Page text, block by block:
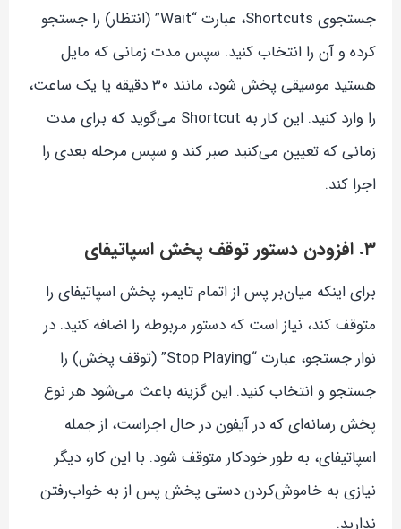
جستجوی Shortcuts، عبارت “Wait” (انتظار) را جستجو
کرده و آن را انتخاب کنید. سپس مدت زمانی که مایل
هستید موسیقی پخش شود، مانند ۳۰ دقیقه یا یک ساعت،
را وارد کنید. این کار به Shortcut می‌گوید که برای مدت
زمانی که تعیین می‌کنید صبر کند و سپس مرحله بعدی را
اجرا کند.
۳. افزودن دستور توقف پخش اسپاتیفای
برای اینکه میان‌بر پس از اتمام تایمر، پخش اسپاتیفای را
متوقف کند، نیاز است که دستور مربوطه را اضافه کنید. در
نوار جستجو، عبارت “Stop Playing” (توقف پخش) را
جستجو و انتخاب کنید. این گزینه باعث می‌شود هر نوع
پخش رسانه‌ای که در آیفون در حال اجراست، از جمله
اسپاتیفای، به طور خودکار متوقف شود. با این کار، دیگر
نیازی به خاموش‌کردن دستی پخش پس از به خواب‌رفتن